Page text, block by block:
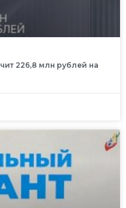
226,8 млн рублей на